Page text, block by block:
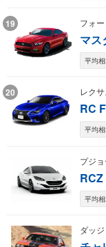
19 フォ
マス
平均
20 レクサ
RC F
平均
プジ
RCZ
平均
ダッジ